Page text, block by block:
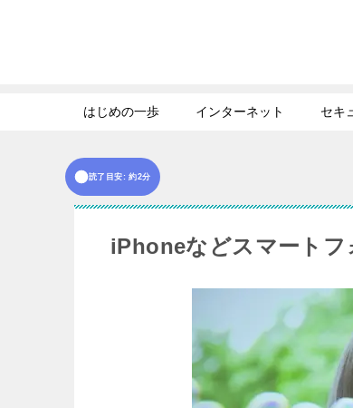
はじめの一歩 インターネット セキ
読了目安: 約2分
iPhoneなどスマートフ